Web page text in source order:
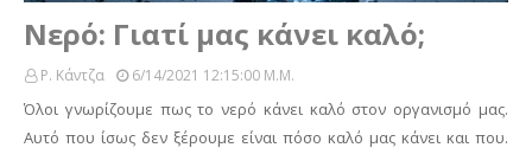
Νερό: Γιατί μας κάνει καλό;
Ρ. Κάντζα 6/14/2021 12:15:00 Μ.μ.
Όλοι γνωρίζουμε πως το νερό κάνει καλό στον οργανισμό μας.
Αυτό που ίσως δεν ξέρουμε είναι πόσο καλό μας κάνει και που.